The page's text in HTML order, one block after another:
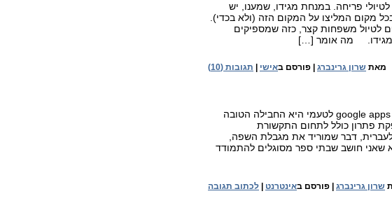
פריחה. במנחת מגידו, שמענו, יש
מקום המליצו על המקום הזה (ולא בכדי).
לטיול משפחות קצר, כזה שמספיקים
במגידו. מה אומר […]
מאת שרון גרינברג פורסם באישי תגובות (10)
והפעם – בבית ספרנו חבילת השירות של גוגל- google apps לטעמי היא החבילה הטובה
פתרון כולל לתחום התקשורת
לעברית, דבר שמוריד את מגבלת השפה,
שאני חושב שבתי ספר מסוגלים להתמודד
שרון גרינברג פורסם באינטרנט לכתוב תגובה